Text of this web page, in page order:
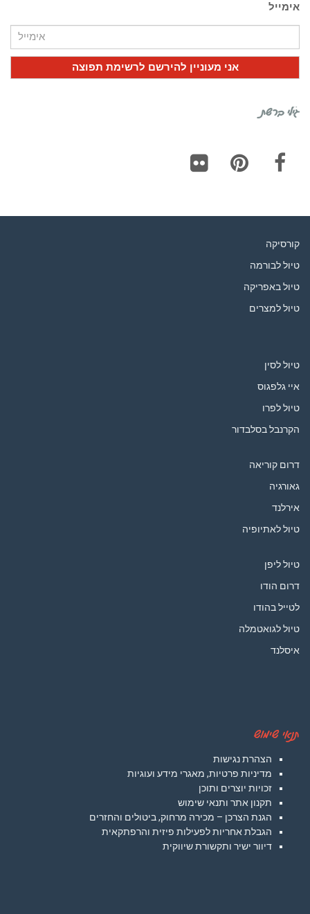
אימייל
גילי ברשת
קורסיקה
טיול לבורמה
טיול באפריקה
טיול למצרים
טיול לסין
איי גלפגוס
טיול לפרו
הקרנבל בסלבדור
דרום קוריאה
גאורגיה
אירלנד
טיול לאתיופיה
טיול ליפן
דרום הודו
לטייל בהודו
טיול לגואטמלה
איסלנד
תנאי שימוש
הצהרת נגישות
מדיניות פרטיות, מאגרי מידע ועוגיות
זכויות יוצרים ותוכן
תקנון אתר ותנאי שימוש
הגנת הצרכן – מכירה מרחוק, ביטולים והחזרים
הגבלת אחריות לפעילות פיזית והרפתקאית
דיוור ישיר ותקשורת שיווקית